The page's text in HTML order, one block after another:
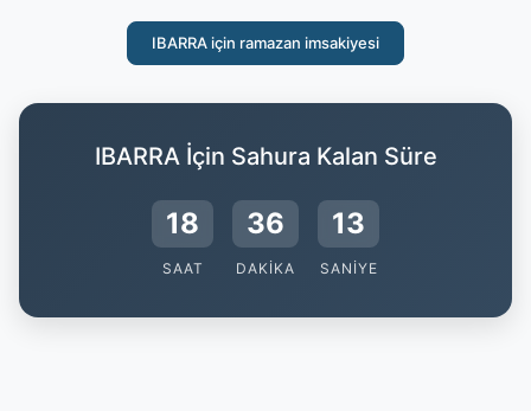
IBARRA için ramazan imsakiyesi
IBARRA İçin Sahura Kalan Süre
18
SAAT
36
DAKIKA
12
SANIYE